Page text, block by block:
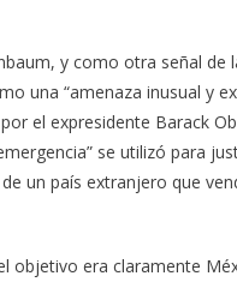
y como otra señal
una “amenaza inusual y
el expresidente Barack
se utilizó para
un país extranjero que
objetivo era claramente